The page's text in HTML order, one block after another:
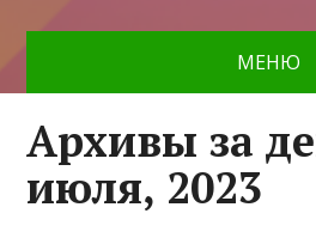
МЕНЮ
Архивы за
июля, 2023